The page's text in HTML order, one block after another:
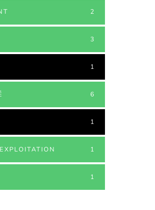
2
3
1
6
1
1
1